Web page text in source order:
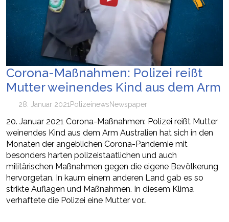
Corona-Maßnahmen: Polizei reißt
Mutter weinendes Kind aus dem Arm
28. Januar 2021 PolizeinewsNewspaper
20. Januar 2021 Corona-Maßnahmen: Polizei reißt Mutter
weinendes Kind aus dem Arm Australien hat sich in den
Monaten der angeblichen Corona-Pandemie mit
besonders harten polizeistaatlichen und auch
militärischen Maßnahmen gegen die eigene Bevölkerung
hervorgetan. In kaum einem anderen Land gab es so
strikte Auflagen und Maßnahmen. In diesem Klima
verhaftete die Polizei eine Mutter vor…